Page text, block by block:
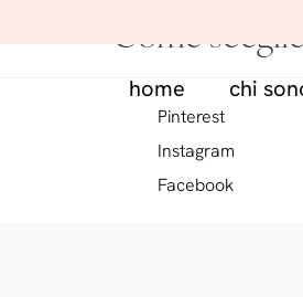
home chi
Come
Pinterest
Instagram
Facebook